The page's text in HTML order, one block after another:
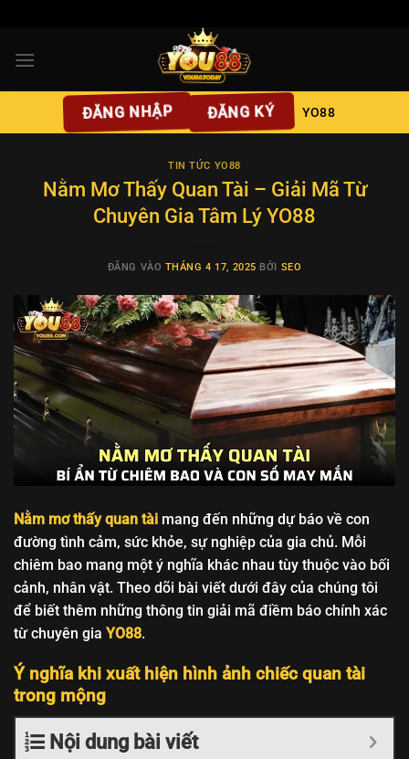
nội
ĐĂNG NHẬP ĐĂNG KÝ YO88
TIN TỨC YO88
Nằm Mơ Thấy Quan Tài – Giải Mã Từ
Chuyên Gia Tâm Lý YO88
ĐĂNG VÀO THÁNG 4 17, 2025 BỞI SEO
Nằm mơ thấy quan tài mang đến những dự báo về con
đường tình cảm, sức khỏe, sự nghiệp của gia chủ. Mỗi
chiêm bao mang một ý nghĩa khác nhau tùy thuộc vào bối
cảnh, nhân vật. Theo dõi bài viết dưới đây của chúng tôi
để biết thêm những thông tin giải mã điềm báo chính xác
từ chuyên gia YO88.
Ý nghĩa khi xuất hiện hình ảnh chiếc quan tài
trong mộng
Nội dung bài viết